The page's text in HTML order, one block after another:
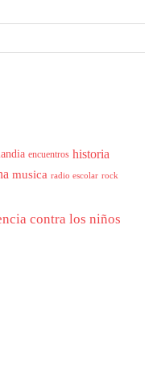
encuentros historia
musica radio escolar rock